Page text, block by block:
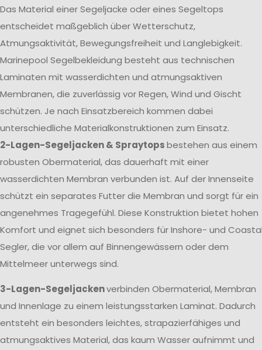
Das Material einer Segeljacke oder eines Segeltops
entscheidet maßgeblich über Wetterschutz,
Atmungsaktivität, Bewegungsfreiheit und Langlebigkeit.
Marinepool Segelbekleidung besteht aus technischen
Laminaten mit wasserdichten und atmungsaktiven
Membranen, die zuverlässig vor Regen, Wind und Gischt
schützen. Je nach Einsatzbereich kommen dabei
unterschiedliche Materialkonstruktionen zum Einsatz.
2-Lagen-Segeljacken & Spraytopsbestehen aus einem
robusten Obermaterial, das dauerhaft mit einer
wasserdichten Membran verbunden ist. Auf der Innenseite
schützt ein separates Futter die Membran und sorgt für ein
angenehmes Tragegefühl. Diese Konstruktion bietet hohen
Komfort und eignet sich besonders für Inshore- und
Segler, die vor allem auf Binnengewässern oder dem
Mittelmeer unterwegs sind.
3-Lagen-Segeljackenverbinden Obermaterial, Membran
und Innenlage zu einem leistungsstarken Laminat. Dadurch
entsteht ein besonders leichtes, strapazierfähiges und
atmungsaktives Material, das kaum Wasser aufnimmt und